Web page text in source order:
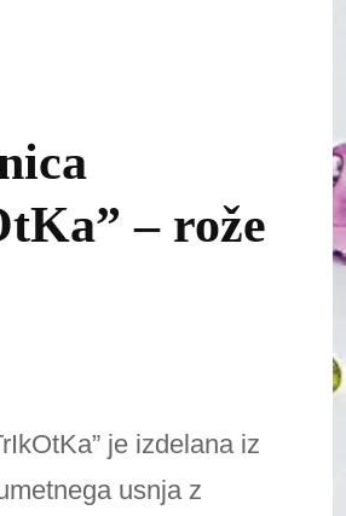
– rože
je izdelana iz
usnja z